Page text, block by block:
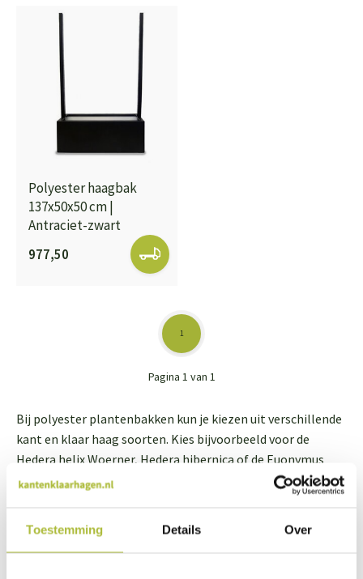
Toestemming Details Over
Polyester haagbak
137x50x50 cm |
Antraciet-zwart
977,50
Pagina 1 van 1
1
Bij polyester plantenbakken kun je kiezen uit verschillende
kant en klaar haag soorten. Kies bijvoorbeeld voor de
Hedera helix Woerner, Hedera hibernica of de Euonymus
(kardinaalsmuts). Liever een andere plantenbak dan
Kant en klaar haag op je balkon plaatsen?
Een kant en klaar haag kun je natuurlijk ook gewoon op je